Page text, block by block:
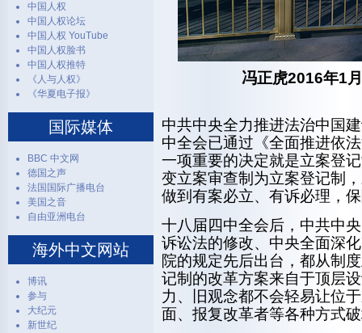
冯正虎2016年1月
中共中央全力推进法治中国
中全会已通过《全面推进依
一项重要的决定就是立案登
变立案审查制为立案登记制
做到有案必立、有诉必理，
十八届四中全会后，中共中
诉讼法的修改、中央全面深
院的规定先后出台，都从制
记制的改革方案来自于顶层
力、旧观念都不会轻易让位
面、报复改革者等各种方式
中国人权
中国人权论坛
中国人权 YouTube
中国人权脸书
中国人权推特
《人与人权》
《华夏电子报》
国际媒体
BBC 中文网
德国之声
法国国际广播电台
美国之音
自由亚洲电台
海外中文网站
博讯
参与
大纪元
新世纪